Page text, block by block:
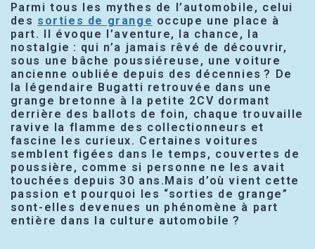
Parmi tous les mythes de l’automobile, celui
des sorties de grange occupe une place à
part. Il évoque l’aventure, la chance, la
nostalgie : qui n’a jamais rêvé de découvrir,
sous une bâche poussiéreuse, une voiture
ancienne oubliée depuis des décennies ? De
la légendaire Bugatti retrouvée dans une
grange bretonne à la petite 2CV dormant
derrière des ballots de foin, chaque trouvaille
ravive la flamme des collectionneurs et
fascine les curieux. Certaines voitures
semblent figées dans le temps, couvertes de
poussière, comme si personne ne les avait
touchées depuis 30 ans.Mais d’où vient cette
passion et pourquoi les “sorties de grange”
sont-elles devenues un phénomène à part
entière dans la culture automobile ?